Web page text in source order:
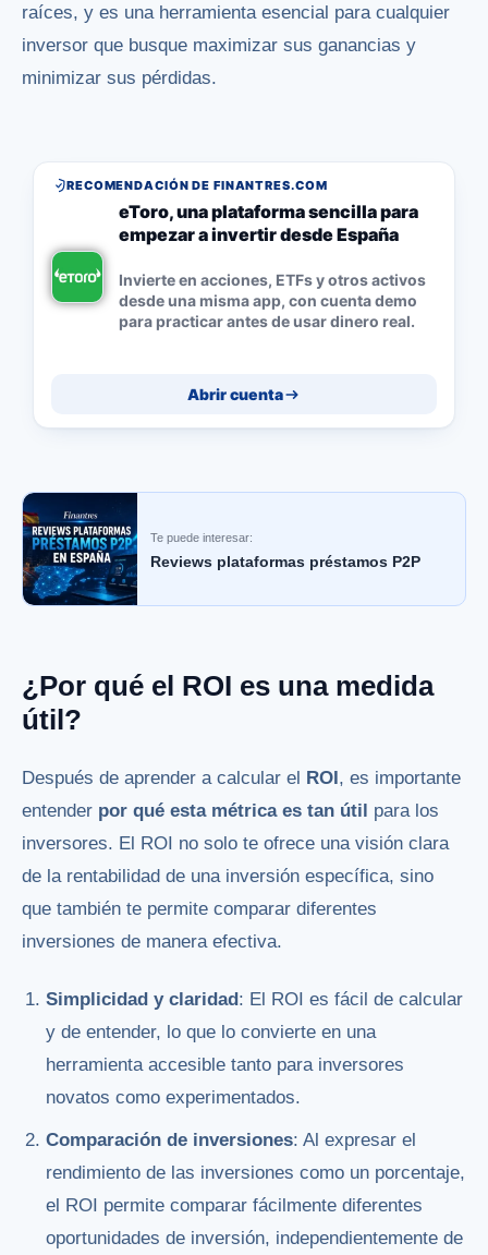
raíces, y es una herramienta esencial para cualquier
inversor que busque maximizar sus ganancias y
minimizar sus pérdidas.
RECOMENDACIÓN DE FINANTRES.COM
eToro, una plataforma sencilla para
empezar a invertir desde España
Invierte en acciones, ETFs y otros activos
desde una misma app, con cuenta demo
para practicar antes de usar dinero real.
Abrir cuenta
Te puede interesar:
Reviews plataformas préstamos P2P
¿Por qué el ROI es una medida
útil?
Después de aprender a calcular el ROI, es importante
entender por qué esta métrica es tan útil para los
inversores. El ROI no solo te ofrece una visión clara
de la rentabilidad de una inversión específica, sino
que también te permite comparar diferentes
inversiones de manera efectiva.
Simplicidad y claridad: El ROI es fácil de calcular
y de entender, lo que lo convierte en una
herramienta accesible tanto para inversores
novatos como experimentados.
Comparación de inversiones: Al expresar el
rendimiento de las inversiones como un porcentaje,
el ROI permite comparar fácilmente diferentes
oportunidades de inversión, independientemente de